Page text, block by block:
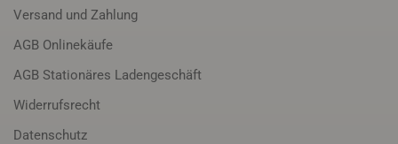
Versand und Zahlung
AGB Onlinekäufe
AGB Stationäres Ladengeschäft
Widerrufsrecht
Datenschutz